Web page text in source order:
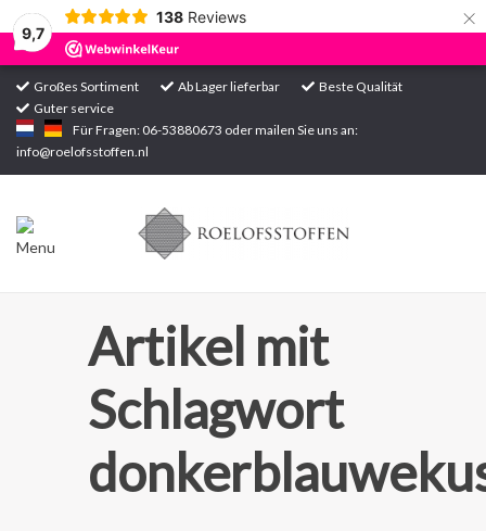
9,7
138 Reviews ×
Großes Sortiment Ab Lager lieferbar
Beste Qualität
Guter service
Für Fragen: 06-53880673 oder mailen Sie uns an:
info@roelofsstoffen.nl
Startseite
Sortiment
Artikel mit
Schlagwort